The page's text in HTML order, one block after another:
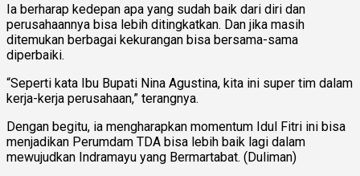
Ia berharap kedepan apa yang sudah baik dari diri dan
perusahaannya bisa lebih ditingkatkan. Dan jika masih
ditemukan berbagai kekurangan bisa bersama-sama
diperbaiki.
“Seperti kata Ibu Bupati Nina Agustina, kita ini super tim dalam
kerja-kerja perusahaan,” terangnya.
Dengan begitu, ia mengharapkan momentum Idul Fitri ini bisa
menjadikan Perumdam TDA bisa lebih baik lagi dalam
mewujudkan Indramayu yang Bermartabat. (Duliman)